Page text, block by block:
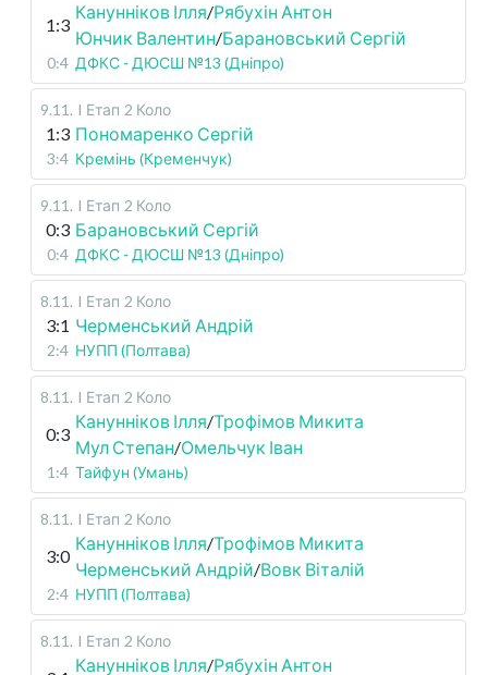
1:3
Канунніков Ілля/Рябухін Антон
Юнчик Валентин/Барановський Сергій
0:4 ДФКС - ДЮСШ №13 (Дніпро)
9.11 . I Етап 2 Коло
1:3 Пономаренко Сергій
3:4 Кремінь (Кременчук)
9.11 . I Етап 2 Коло
0:3 Барановський Сергій
0:4 ДФКС - ДЮСШ №13 (Дніпро)
8.11 . I Етап 2 Коло
3:1 Черменський Андрій
2:4 НУПП (Полтава)
8.11 . I Етап 2 Коло
0:3
Канунніков Ілля/Трофімов Микита
Мул Степан/Омельчук Іван
1:4 Тайфун (Умань)
8.11 . I Етап 2 Коло
3:0
Канунніков Ілля/Трофімов Микита
Черменський Андрій/Вовк Віталій
2:4 НУПП (Полтава)
8.11 . I Етап 2 Коло
Канунніков Ілля/Рябухін Антон